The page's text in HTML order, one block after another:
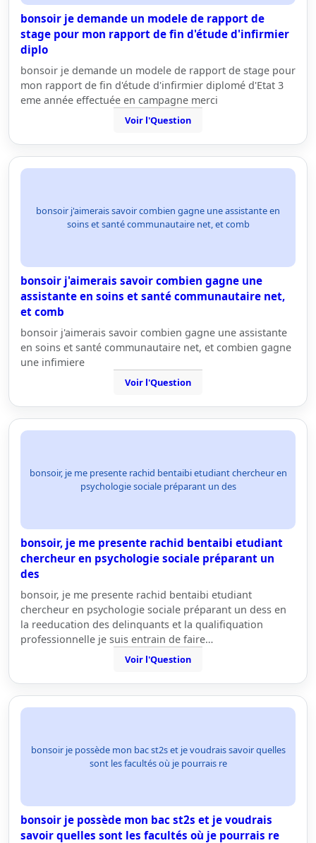
bonsoir je demande un modele de rapport de
stage pour mon rapport de fin d'étude d'infirmier
diplo
bonsoir je demande un modele de rapport de stage pour
mon rapport de fin d'étude d'infirmier diplomé d'Etat 3
eme année effectuée en campagne merci
Voir l'Question
bonsoir j'aimerais savoir combien gagne une assistante en
soins et santé communautaire net, et comb
bonsoir j'aimerais savoir combien gagne une
assistante en soins et santé communautaire net,
et comb
bonsoir j'aimerais savoir combien gagne une assistante
en soins et santé communautaire net, et combien gagne
une infimiere
Voir l'Question
bonsoir, je me presente rachid bentaibi etudiant chercheur en
psychologie sociale préparant un des
bonsoir, je me presente rachid bentaibi etudiant
chercheur en psychologie sociale préparant un
des
bonsoir, je me presente rachid bentaibi etudiant
chercheur en psychologie sociale préparant un dess en
la reeducation des delinquants et la qualifiquation
professionnelle je suis entrain de faire…
Voir l'Question
bonsoir je possède mon bac st2s et je voudrais savoir quelles
sont les facultés où je pourrais re
bonsoir je possède mon bac st2s et je voudrais
savoir quelles sont les facultés où je pourrais re